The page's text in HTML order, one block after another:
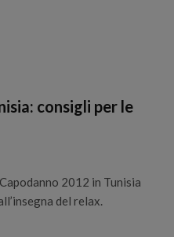
consigli per le
2012 in Tunisia
del relax.